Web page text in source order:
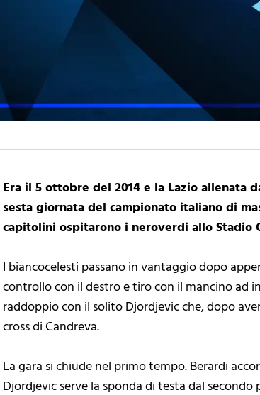
Era il 5 ottobre del 2014 e la Lazio allenata
sesta giornata del campionato italiano di
capitolini ospitarono i neroverdi allo Stadio
I biancocelesti passano in vantaggio dopo
controllo con il destro e tiro con il mancino ad
raddoppio con il solito Djordjevic che, dopo
cross di Candreva.
La gara si chiude nel primo tempo. Berardi
Djordjevic serve la sponda di testa dal secondo